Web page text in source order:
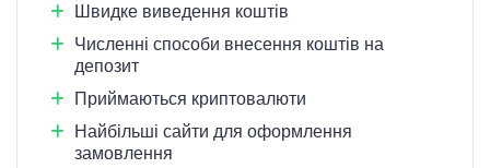
Швидке виведення коштів
Численні способи внесення коштів на
депозит
Приймаються криптовалюти
Найбільші сайти для оформлення
замовлення